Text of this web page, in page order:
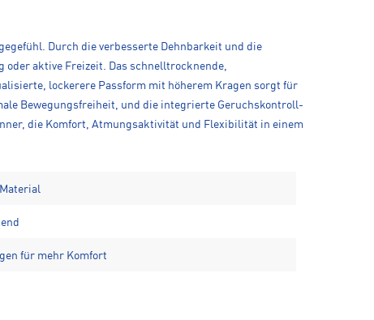
Durch die verbesserte Dehnbarkeit und die
aktive Freizeit. Das schnelltrocknende,
lockerere Passform mit höherem Kragen sorgt für
Bewegungsfreiheit, und die integrierte Geruchskontroll-
die Komfort, Atmungsaktivität und Flexibilität in einem
für mehr Komfort